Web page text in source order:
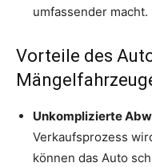
umfassender macht.
Vorteile des
Unkomplizierte
Verkaufsprozess
können das Auto